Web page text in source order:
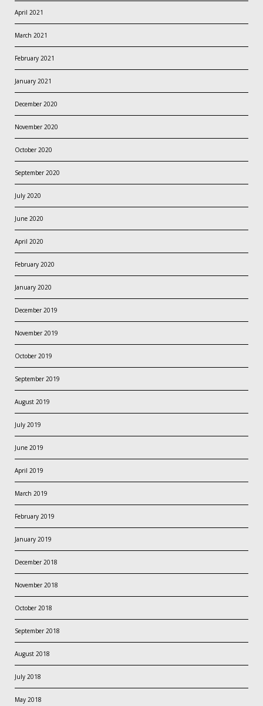
April 2021
March 2021
February 2021
January 2021
December 2020
November 2020
October 2020
September 2020
July 2020
June 2020
April 2020
February 2020
January 2020
December 2019
November 2019
October 2019
September 2019
August 2019
July 2019
June 2019
April 2019
March 2019
February 2019
January 2019
December 2018
November 2018
October 2018
September 2018
August 2018
July 2018
May 2018